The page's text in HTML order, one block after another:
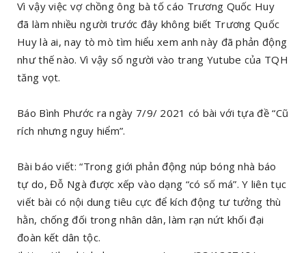
Vì vậy việc vợ chồng ông bà tố cáo Trương Quốc Huy
đã làm nhiều người trước đây không biết Trương Quốc
Huy là ai, nay tò mò tìm hiểu xem anh này đã phản động
như thế nào. Vì vậy số người vào trang Yutube của TQH
tăng vọt.
Báo Bình Phước ra ngày 7/9/ 2021 có bài với tựa đề “Cũ
rích nhưng nguy hiểm”.
Bài báo viết: “Trong giới phản động núp bóng nhà báo
tự do, Đỗ Ngà được xếp vào dạng “có số má”. Y liên tục
viết bài có nội dung tiêu cực để kích động tư tưởng thù
hằn, chống đối trong nhân dân, làm rạn nứt khối đại
đoàn kết dân tộc.